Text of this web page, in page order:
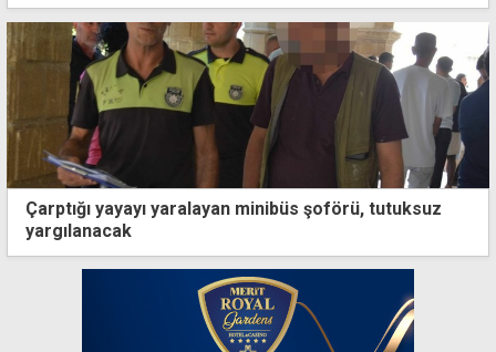
Çarptığı yayayı yaralayan minibüs şoförü, tutuksuz
yargılanacak